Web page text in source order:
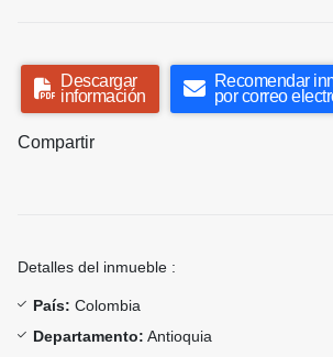
Descargar
información
Recomendar
por correo
Compartir
Detalles del inmueble :
País: Colombia
Departamento: Antioquia